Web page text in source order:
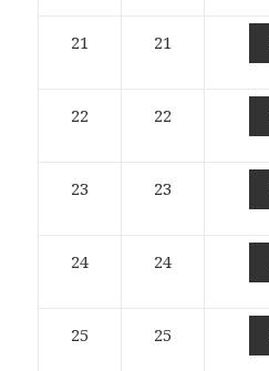
21 21
22 22
23 23
24 24
25 25